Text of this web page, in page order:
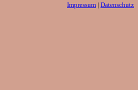
Impressum | Datenschutz